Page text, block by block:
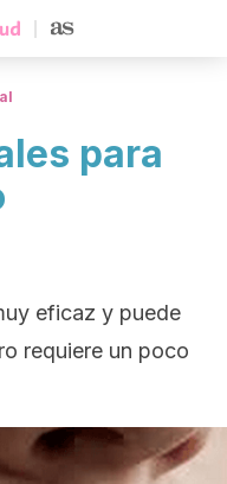
para
eficaz y puede
requiere un poco